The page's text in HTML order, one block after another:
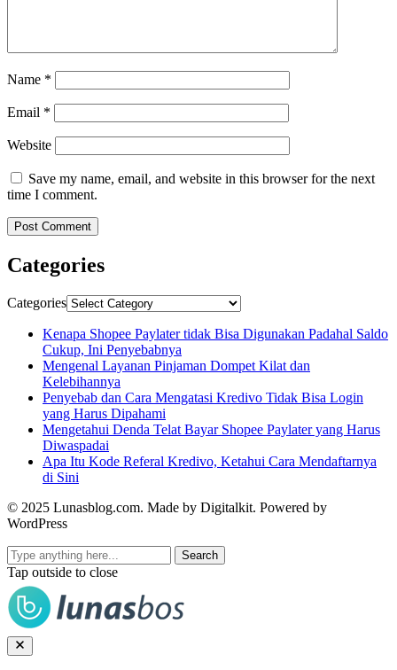
Name *
Email *
Website
Save my name, email, and website in this browser for the next
time I comment.
Categories
Categories
Kenapa Shopee Paylater tidak Bisa Digunakan Padahal Saldo
Cukup, Ini Penyebabnya
Mengenal Layanan Pinjaman Dompet Kilat dan
Kelebihannya
Penyebab dan Cara Mengatasi Kredivo Tidak Bisa Login
yang Harus Dipahami
Mengetahui Denda Telat Bayar Shopee Paylater yang Harus
Diwaspadai
Apa Itu Kode Referal Kredivo, Ketahui Cara Mendaftarnya
di Sini
© 2025 Lunasblog.com. Made by Digitalkit. Powered by
WordPress
Search
Tap outside to close